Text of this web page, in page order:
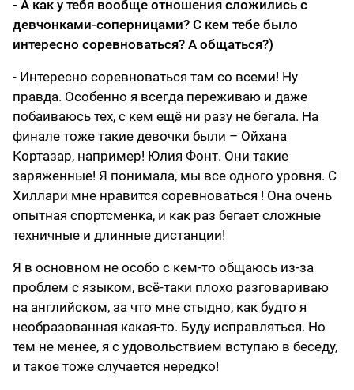
- А как у тебя вообще отношения сложились с
девчонками-соперницами? С кем тебе было
интересно соревноваться? А общаться?)
- Интересно соревноваться там со всеми! Ну
правда. Особенно я всегда переживаю и даже
побаиваюсь тех, с кем ещё ни разу не бегала. На
финале тоже такие девочки были – Ойхана
Кортазар, например! Юлия Фонт. Они такие
заряженные! Я понимала, мы все одного уровня. С
Хиллари мне нравится соревноваться ! Она очень
опытная спортсменка, и как раз бегает сложные
техничные и длинные дистанции!
Я в основном не особо с кем-то общаюсь из-за
проблем с языком, всё-таки плохо разговариваю
на английском, за что мне стыдно, как будто я
необразованная какая-то. Буду исправляться. Но
тем не менее, я с удовольствием вступаю в беседу,
и такое тоже случается нередко!